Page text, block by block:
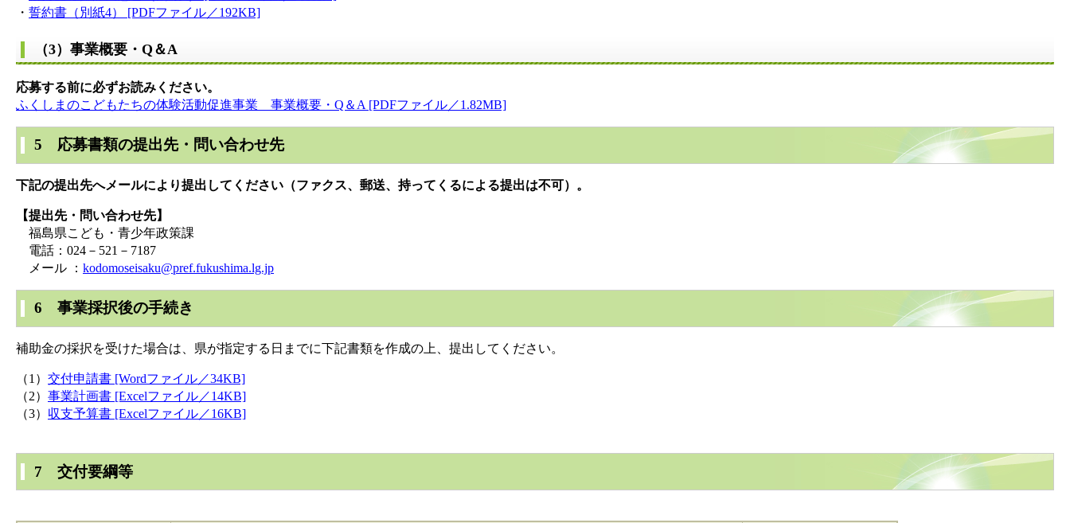
・ 誓約書（別紙4） [PDFファイル／192KB]
（3）事業概要・Q＆A
応募する前に必ずお読みください。
ふくしまのこどもたちの体験活動促進事業 事業概要・Q＆A [PDFファイル／1.82MB]
5 応募書類の提出先・問い合わせ先
下記の提出先へメールにより提出してください（ファクス、郵送、持ってくるによる提出は不可）。
【提出先・問い合わせ先】
福島県こども・青少年政策課
電話：024－521－7187
メール ： kodomoseisaku@pref.fukushima.lg.jp
6 事業採択後の手続き
補助金の採択を受けた場合は、県が指定する日までに下記書類を作成の上、提出してください。
（1） 交付申請書 [Wordファイル／34KB]
（2） 事業計画書 [Excelファイル／14KB]
（3） 収支予算書 [Excelファイル／16KB]
7 交付要綱等